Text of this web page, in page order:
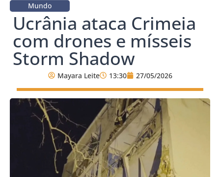
Mundo
Ucrânia ataca Crimeia
com drones e mísseis
Storm Shadow
Mayara Leite 13:30 27/05/2026